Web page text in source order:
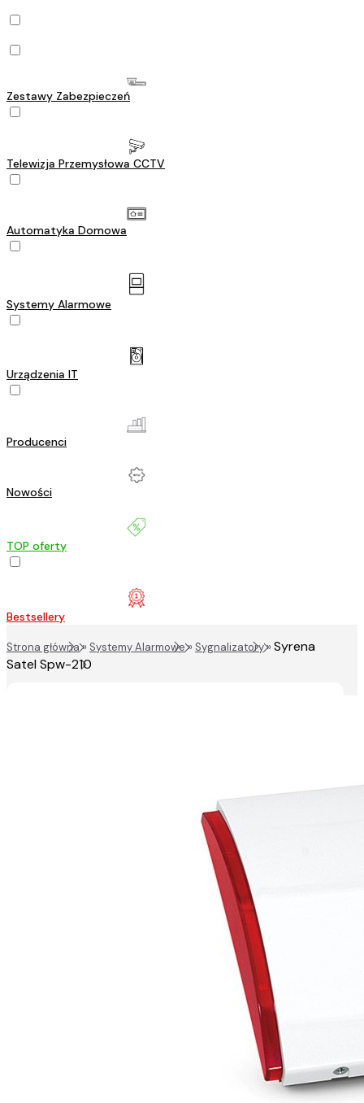
Zestawy Zabezpieczeń
Telewizja Przemysłowa CCTV
Automatyka Domowa
Systemy Alarmowe
Urządzenia IT
Producenci
Nowości
TOP oferty
Bestsellery
Strona główna» Systemy Alarmowe» Sygnalizatory»Syrena
Satel Spw-210